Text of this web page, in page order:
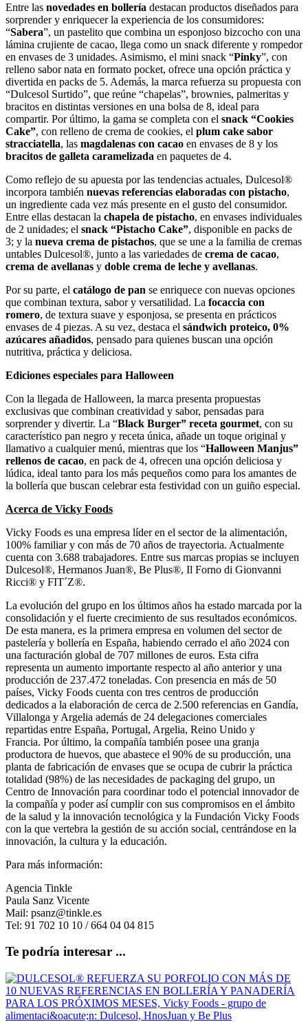
Entre las novedades en bollería destacan productos diseñados para
sorprender y enriquecer la experiencia de los consumidores:
“Sabera”, un pastelito que combina un esponjoso bizcocho con una
lámina crujiente de cacao, llega como un snack diferente y rompedor
en envases de 3 unidades. Asimismo, el mini snack “Pinky”, con
relleno sabor nata en formato pocket, ofrece una opción práctica y
divertida en packs de 5. Además, la marca refuerza su propuesta con
“Dulcesol Surtido”, que reúne “chapelas”, brownies, palmeritas y
bracitos en distintas versiones en una bolsa de 8, ideal para
compartir. Por último, la gama se completa con el snack “Cookies
Cake”, con relleno de crema de cookies, el plum cake sabor
stracciatella, las magdalenas con cacao en envases de 8 y los
bracitos de galleta caramelizada en paquetes de 4.
Como reflejo de su apuesta por las tendencias actuales, Dulcesol®
incorpora también nuevas referencias elaboradas con pistacho,
un ingrediente cada vez más presente en el gusto del consumidor.
Entre ellas destacan la chapela de pistacho, en envases individuales
de 2 unidades; el snack “Pistacho Cake”, disponible en packs de
3; y la nueva crema de pistachos, que se une a la familia de cremas
untables Dulcesol®, junto a las variedades de crema de cacao,
crema de avellanas y doble crema de leche y avellanas.
Por su parte, el catálogo de pan se enriquece con nuevas opciones
que combinan textura, sabor y versatilidad. La focaccia con
romero, de textura suave y esponjosa, se presenta en prácticos
envases de 4 piezas. A su vez, destaca el sándwich proteico, 0%
azúcares añadidos, pensado para quienes buscan una opción
nutritiva, práctica y deliciosa.
Ediciones especiales para Halloween
Con la llegada de Halloween, la marca presenta propuestas
exclusivas que combinan creatividad y sabor, pensadas para
sorprender y divertir. La “Black Burger” receta gourmet, con su
característico pan negro y receta única, añade un toque original y
llamativo a cualquier menú, mientras que los “Halloween Manjus”
rellenos de cacao, en pack de 4, ofrecen una opción deliciosa y
lúdica, ideal tanto para los más pequeños como para los amantes de
la bollería que buscan celebrar esta festividad con un guiño especial.
Acerca de Vicky Foods
Vicky Foods es una empresa líder en el sector de la alimentación,
100% familiar y con más de 70 años de trayectoria. Actualmente
cuenta con 3.688 trabajadores. Entre sus marcas propias se incluyen
Dulcesol®, Hermanos Juan®, Be Plus®, Il Forno di Gionvanni
Ricci® y FIT´Z®.
La evolución del grupo en los últimos años ha estado marcada por la
consolidación y el fuerte crecimiento de sus resultados económicos.
De esta manera, es la primera empresa en volumen del sector de
pastelería y bollería en España, habiendo cerrado el año 2024 con
una facturación global de 707 millones de euros. Esta cifra
representa un aumento importante respecto al año anterior y una
producción de 237.472 toneladas. Con presencia en más de 50
países, Vicky Foods cuenta con tres centros de producción
dedicados a la elaboración de cerca de 2.500 referencias en Gandía,
Villalonga y Argelia además de 24 delegaciones comerciales
repartidas entre España, Portugal, Argelia, Reino Unido y
Francia. Por último, la compañía también posee una granja
productora de huevos, que abastece el 90% de su producción, una
planta de fabricación de envases que se ocupa de cubrir la práctica
totalidad (98%) de las necesidades de packaging del grupo, un
Centro de Innovación para coordinar todo el potencial innovador de
la compañía y poder así cumplir con sus compromisos en el ámbito
de la salud y la innovación tecnológica y la Fundación Vicky Foods
con la que vertebra la gestión de su acción social, centrándose en la
innovación, la cultura y la educación.
Para más información:
Agencia Tinkle
Paula Sanz Vicente
Mail: psanz@tinkle.es
Tel: 91 702 10 10 / 664 04 04 815
Te podría interesar ...